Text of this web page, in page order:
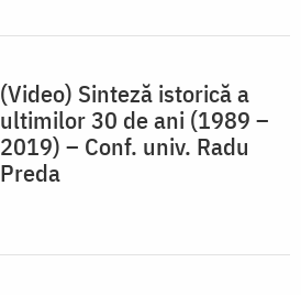
(Video) Sinteză istorică a
ultimilor 30 de ani (1989 –
2019) – Conf. univ. Radu
Preda